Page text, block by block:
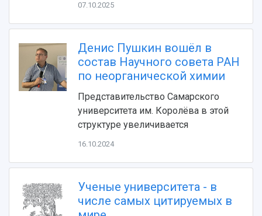
НАЗАД
Об университете
История
Ключевые факты
Руководство
Ученый совет
Ректорат
Новости
Главные новости
Объявления
Пресс-центр
Газета "Полет"
Газета "Самарский университет"
Образование
Почему я выбираю Самарский университет?
Бакалавриат и специалитет
Аспирантура
Формы обучения
Дополнительное образование
Институты и факультеты
Научно-исследовательская деятельность
Основные научные направления
Научные школы и ведущие научные коллективы
Диссертационные советы
Подготовка научных кадров
Конкурс на замещение должностей научных
работников
Научные проекты и темы
07.10.2025
Денис Пушкин вошёл в
состав Научного совета РАН
по неорганической химии
Представительство Самарского
университета им. Королёва в этой
структуре увеличивается
16.10.2024
Ученые университета - в
числе самых цитируемых в